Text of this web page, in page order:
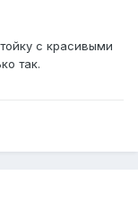
с красивыми
так.